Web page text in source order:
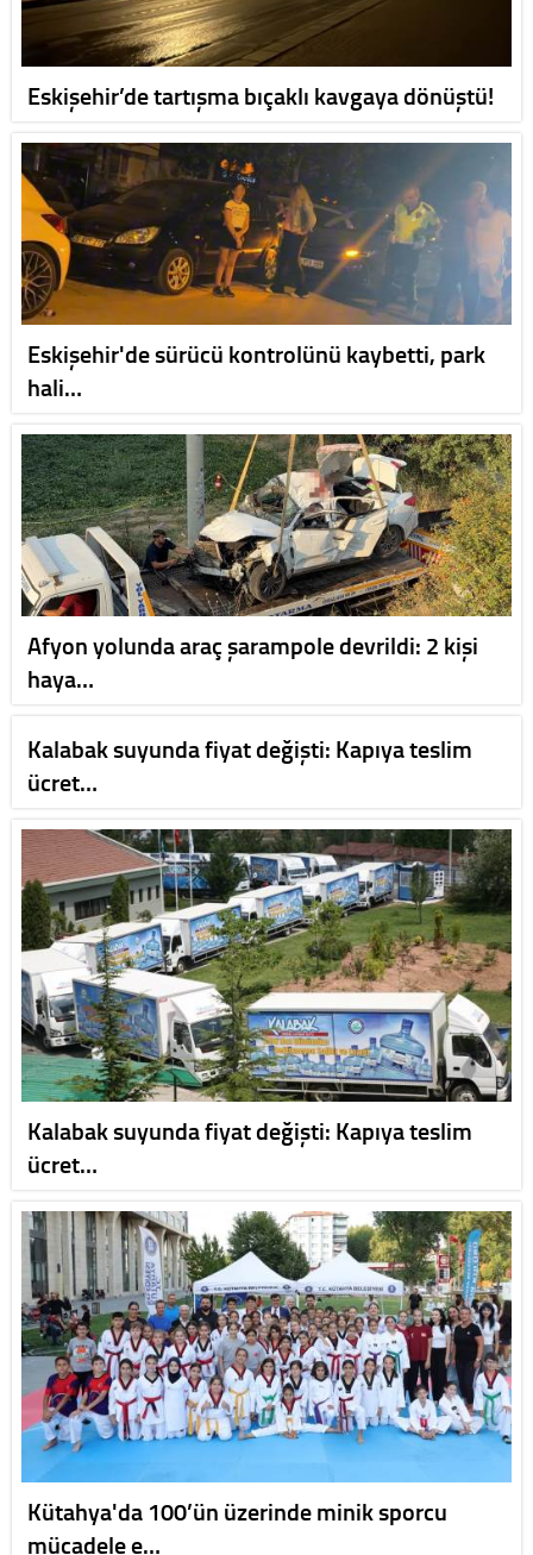
Eskişehir’de tartışma bıçaklı kavgaya dönüştü!
Eskişehir'de sürücü kontrolünü kaybetti, park
hali…
Afyon yolunda araç şarampole devrildi: 2 kişi
haya…
Kalabak suyunda fiyat değişti: Kapıya teslim
ücret…
Kalabak suyunda fiyat değişti: Kapıya teslim
ücret…
Kütahya'da 100’ün üzerinde minik sporcu
mücadele e…